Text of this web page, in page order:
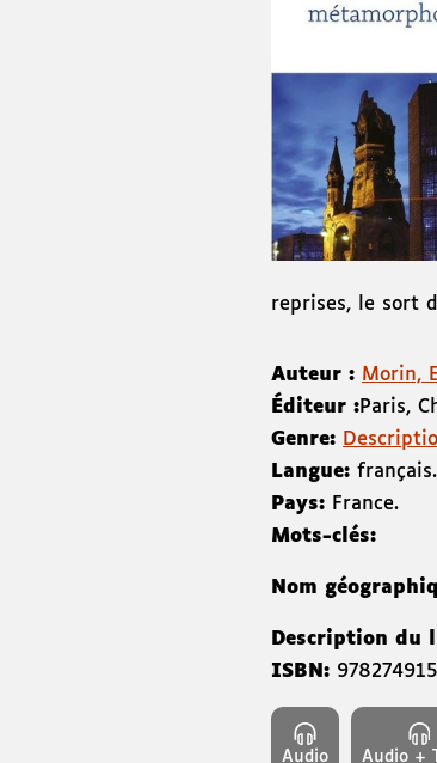
reprises, le sort
Auteur : Morin,
Éditeur :Paris,
Genre:
Langue: français.
Pays: France.
Mots-clés:
Nom
Description du
ISBN:
Audio Audio +